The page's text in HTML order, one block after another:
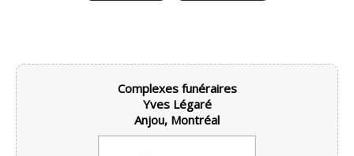
Complexes funéraires
Yves Légaré
Anjou, Montréal